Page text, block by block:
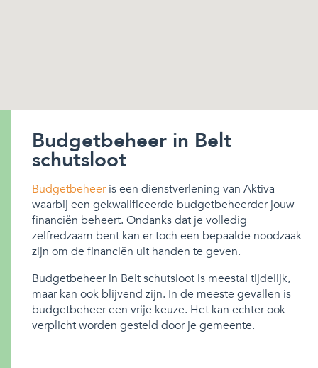
Budgetbeheer in Belt
schutsloot
Budgetbeheeris een dienstverlening van Aktiva
waarbij een gekwalificeerde budgetbeheerder jouw
financiën beheert. Ondanks dat je volledig
zelfredzaam bent kan er toch een bepaalde noodzaak
zijn om de financiën uit handen te geven.
Budgetbeheer in Belt schutsloot is meestal tijdelijk,
maar kan ook blijvend zijn. In de meeste gevallen is
budgetbeheer een vrije keuze. Het kan echter ook
verplicht worden gesteld door je gemeente.